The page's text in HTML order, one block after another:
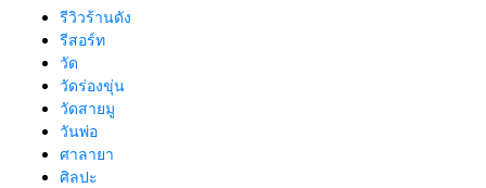
รีวิวร้านดัง
รีสอร์ท
วัด
วัดร่องขุ่น
วัดสายมู
วันพ่อ
ศาลายา
ศิลปะ